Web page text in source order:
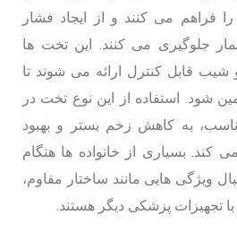
فراهم می کنند و از ایجاد فشار
جلوگیری می کنند. این تخت ها
و شیب قابل کنترل ارائه می شوند تا
شود. استفاده از این نوع تخت در
به کاهش زخم بستر و بهبود
بسیاری از خانواده ها هنگام
ویژگی هایی مانند ساختار مقاوم،
تجهیزات پزشکی دیگر هستند.